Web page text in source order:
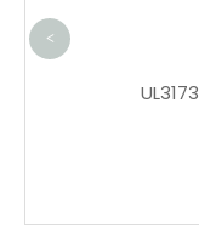
UL3173
<